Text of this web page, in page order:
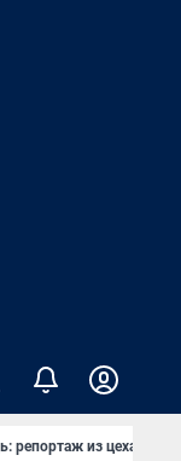
репортаж из цеха